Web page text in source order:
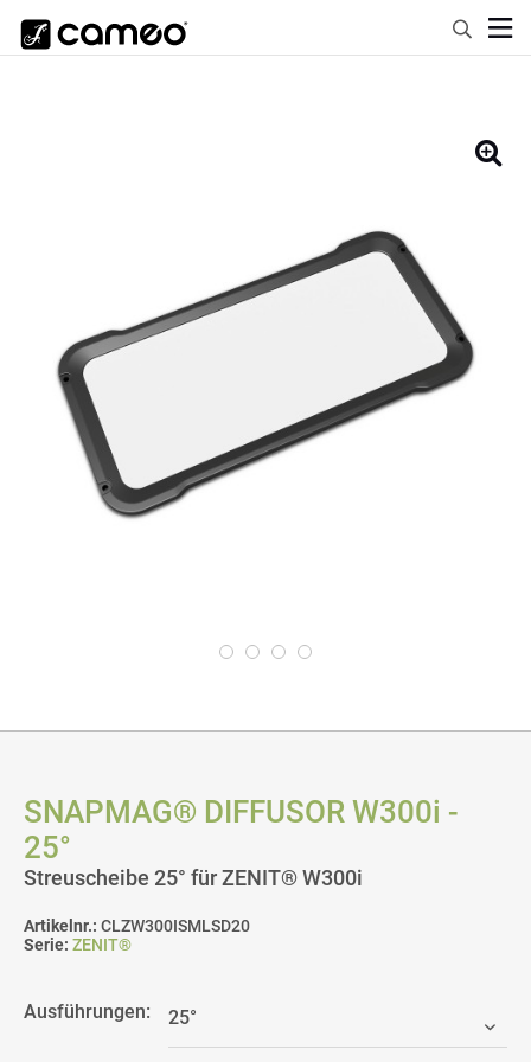
SNAPMAG® DIFFUSOR W300i -
25°
Streuscheibe 25° für ZENIT® W300i
Artikelnr.: CLZW300ISMLSD20
Serie: ZENIT®
Ausführungen: